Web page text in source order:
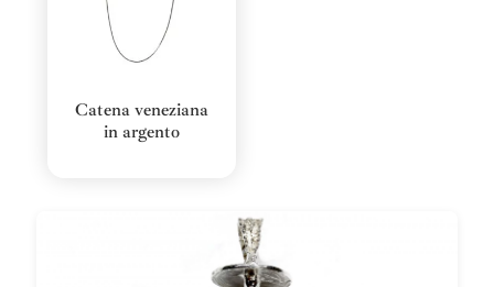
Catena veneziana
in argento